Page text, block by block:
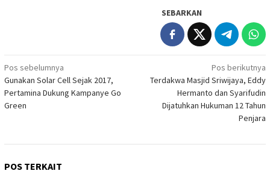
SEBARKAN
Navigasi
pos
Pos sebelumnya
Gunakan Solar Cell Sejak 2017,
Pertamina Dukung Kampanye Go
Green
Pos berikutnya
Terdakwa Masjid Sriwijaya, Eddy
Hermanto dan Syarifudin
Dijatuhkan Hukuman 12 Tahun
Penjara
POS TERKAIT